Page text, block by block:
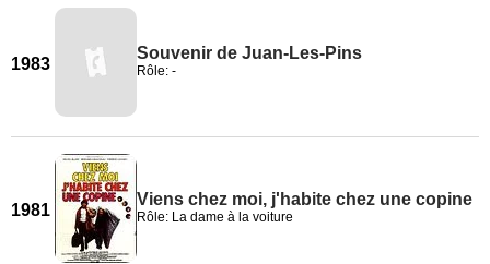
1983
Souvenir de Juan-Les-Pins
Rôle: -
1981
Viens chez moi, j'habite chez une copine
Rôle: La dame à la voiture